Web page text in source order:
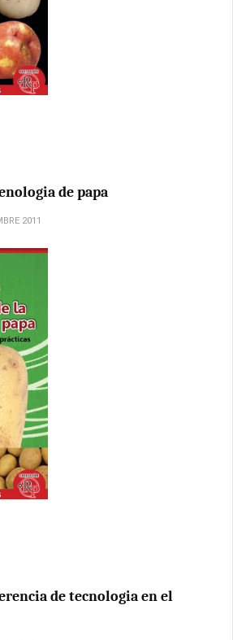
de papa
2011
de tecnologia en el